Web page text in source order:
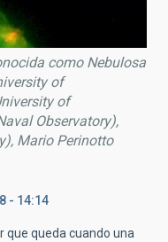
como Nebulosa
of
of
Observatory),
Mario Perinotto
- 14:14
que queda cuando una